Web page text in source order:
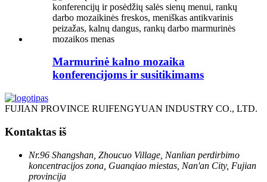
Marmurinė kalno mozaika
konferencijoms ir susitikimams
FUJIAN PROVINCE RUIFENGYUAN INDUSTRY CO., LTD.
Kontaktas iš
Nr.96 Shangshan, Zhoucuo Village, Nanlian perdirbimo
koncentracijos zona, Guanqiao miestas, Nan'an City, Fujian
provincija